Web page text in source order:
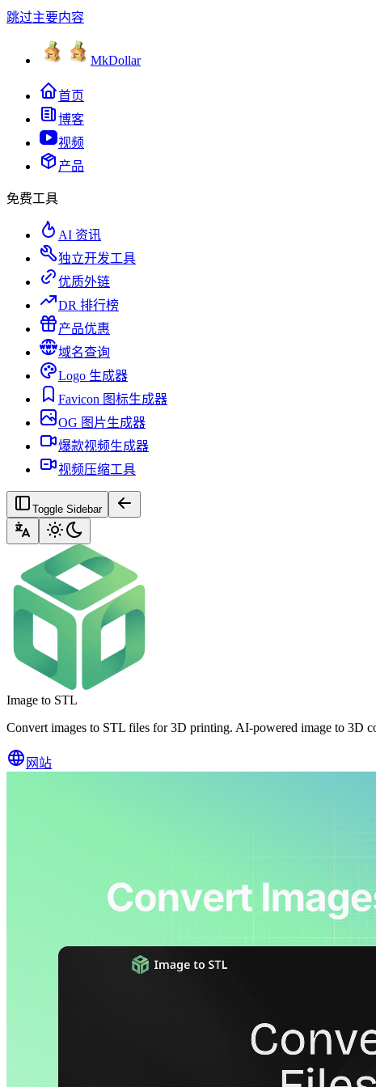
跳过主要内容
MkDollar
首页
博客
视频
产品
免费工具
AI 资讯
独立开发工具
优质外链
DR 排行榜
产品优惠
域名查询
Logo 生成器
Favicon 图标生成器
OG 图片生成器
爆款视频生成器
视频压缩工具
Toggle Sidebar
Image to STL
Convert images to STL files for 3D printing. AI-powered image to 3D
网站